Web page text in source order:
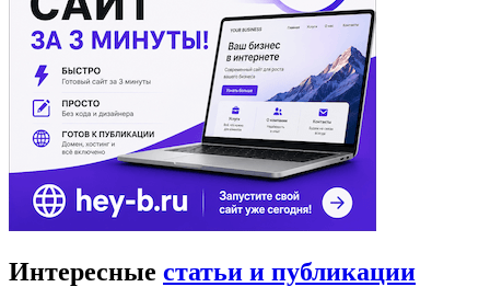
Интересные статьи и публикации